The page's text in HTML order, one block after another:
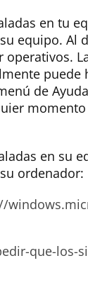
en tu
equipo. Al
puede
de
en su
ordenador:
que-los-